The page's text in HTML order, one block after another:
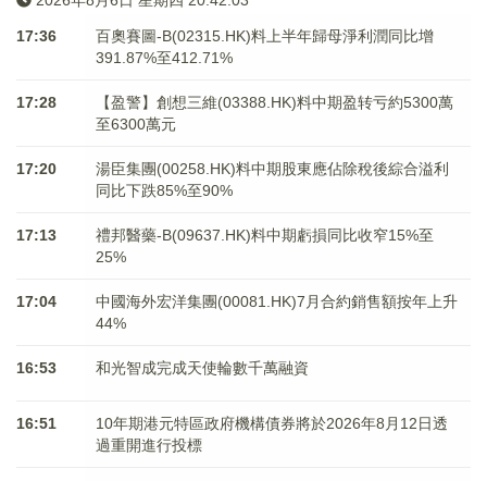
17:36
百奧賽圖-B(02315.HK)料上半年歸母淨利潤同比增
391.87%至412.71%
17:28
【盈警】創想三維(03388.HK)料中期盈转亏約5300萬
至6300萬元
17:20
湯臣集團(00258.HK)料中期股東應佔除稅後綜合溢利
同比下跌85%至90%
17:13
禮邦醫藥-B(09637.HK)料中期虧損同比收窄15%至
25%
17:04
中國海外宏洋集團(00081.HK)7月合約銷售額按年上升
44%
16:53 和光智成完成天使輪數千萬融資
16:51
10年期港元特區政府機構債券將於2026年8月12日透
過重開進行投標